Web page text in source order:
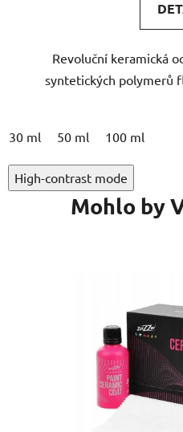
Revoluční keramická
syntetických polymerů
30 ml 50 ml 100 ml
High-contrast mode
Mohlo by